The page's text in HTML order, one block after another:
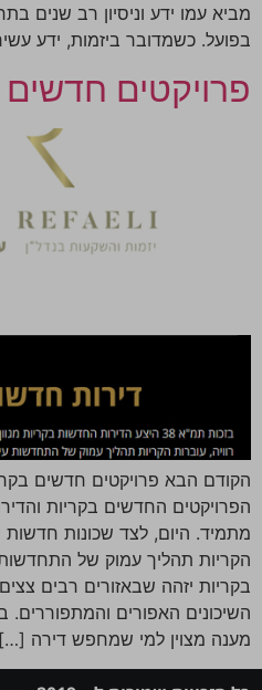
מביא עמו ידע וניסיון רב שנים
בפועל. כשמדובר ביזמות, ידע
פרויקטים חדשים
הפרויקטים החדשים בקריות
מתמיד. היום, לצד שכונות חדשות
הקריות תהליך עמוק של התחדשות
בקריות יזהה שבאזורים רבים
השיכונים האפורים והמתפוררים.
מענה מצוין למי שמחפש דירה […]